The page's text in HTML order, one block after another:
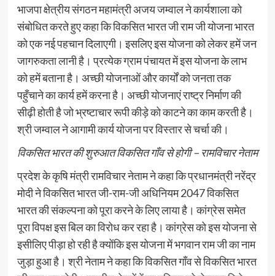
भाजपा क्षेत्रीय संगठन महामंत्री अजय जम्वाल ने कार्यशाला को
संबोधित करते हुए कहा कि विकसित भारत जी राम जी योजना भारत
को एक नई पहचान दिलाएगी। इसलिए इस योजना को लेकर हमें जन
जागरुकता लानी है। प्रत्येक ग्राम पंचायत में इस योजना के लाभ
को हमें बताना है। अच्छी योजनाओं और कार्यों को जनता तक
पहुँचाने का कार्य हमें करना है। अच्छी योजनाएं राष्ट्र निर्माण की
सीढ़ी होती है जो भ्रष्टाचार रूपी कीड़े को काटने का काम करती है।
श्री जम्वाल ने आगामी कार्य योजना पर विस्तार से चर्चा की।
विकसित भारत की शुरुआत विकसित गाँव से होगी – रामविचार नेताम
प्रदेश के कृषि मंत्री रामविचार नेताम ने कहा कि प्रधानमंत्री नरेंद्र
मोदी ने विकसित भारत जी-राम-जी अधिनियम 2047 विकसित
भारत की संकल्पना को पूरा करने के लिए लाया है। कांग्रेस समेत
पूरा विपक्ष इस बिल का विरोध कर रहा है। कांग्रेस को इस योजना से
इसीलिए पीड़ा हो रही है क्योंकि इस योजना में भगवान राम जी का नाम
जुड़ा हुआ है। श्री नेताम ने कहा कि विकसित गाँव से विकसित भारत